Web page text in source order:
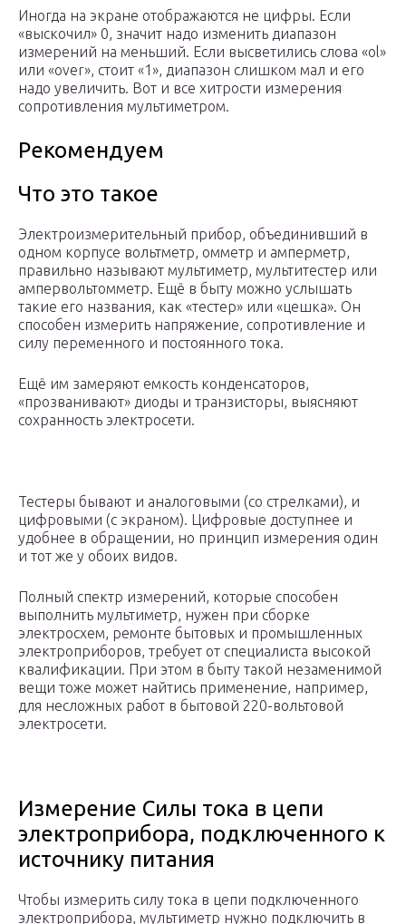
Иногда на экране отображаются не цифры. Если
«выскочил» 0, значит надо изменить диапазон
измерений на меньший. Если высветились слова «ol»
или «over», стоит «1», диапазон слишком мал и его
надо увеличить. Вот и все хитрости измерения
сопротивления мультиметром.
Рекомендуем
Что это такое
Электроизмерительный прибор, объединивший в
одном корпусе вольтметр, омметр и амперметр,
правильно называют мультиметр, мультитестер или
ампервольтомметр. Ещё в быту можно услышать
такие его названия, как «тестер» или «цешка». Он
способен измерить напряжение, сопротивление и
силу переменного и постоянного тока.
Ещё им замеряют емкость конденсаторов,
«прозванивают» диоды и транзисторы, выясняют
сохранность электросети.
Тестеры бывают и аналоговыми (со стрелками), и
цифровыми (с экраном). Цифровые доступнее и
удобнее в обращении, но принцип измерения один
и тот же у обоих видов.
Полный спектр измерений, которые способен
выполнить мультиметр, нужен при сборке
электросхем, ремонте бытовых и промышленных
электроприборов, требует от специалиста высокой
квалификации. При этом в быту такой незаменимой
вещи тоже может найтись применение, например,
для несложных работ в бытовой 220-вольтовой
электросети.
Измерение Силы тока в цепи
электроприбора, подключенного к
источнику питания
Чтобы измерить силу тока в цепи подключенного
электроприбора, мультиметр нужно подключить в